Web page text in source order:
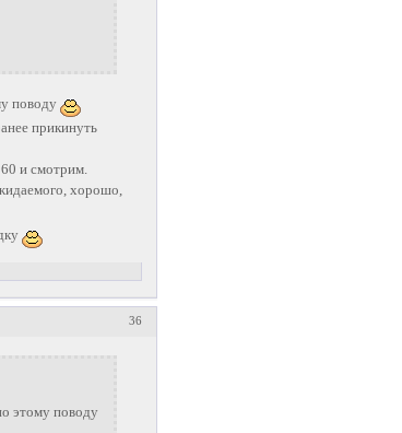
поводу
прикинуть
и смотрим.
хорошо,
36
этому поводу